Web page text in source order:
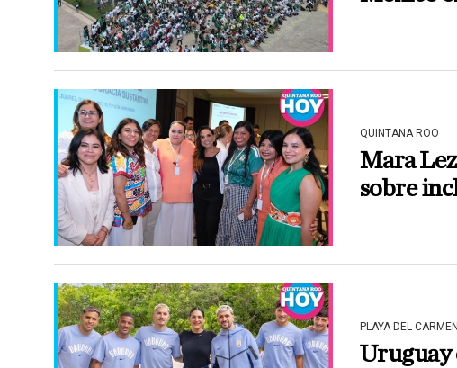
QUINTANA ROO
Mara
sobre
PLAYA DEL CARMEN
Uruguay